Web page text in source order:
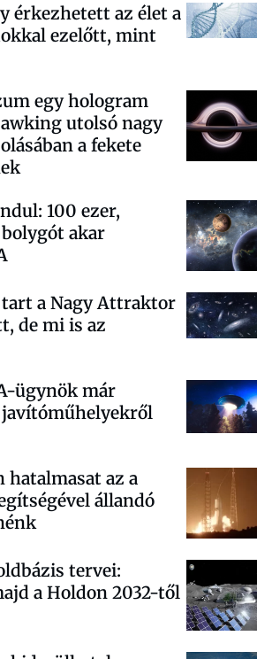
érkezhetett az élet a
ezelőtt, mint
egy hologram
utolsó nagy
a fekete
100 ezer,
akar
tart a Nagy Attraktor
de mi is az
ügynök már
hatalmasat az a
állandó
tervei:
a Holdon 2032-től